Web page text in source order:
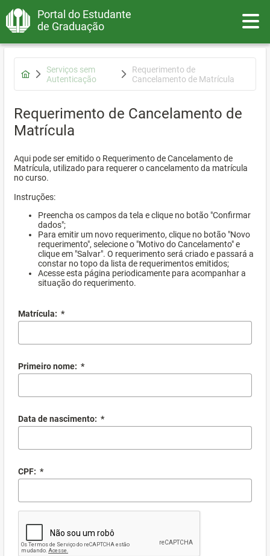
Portal do Estudante
de Graduação
Serviços sem
Autenticação
Requerimento de
Cancelamento de Matrícula
Requerimento de Cancelamento de
Matrícula
Aqui pode ser emitido o Requerimento de Cancelamento de
Matrícula, utilizado para requerer o cancelamento da matrícula
no curso.
Instruções:
Preencha os campos da tela e clique no botão "Confirmar
dados";
Para emitir um novo requerimento, clique no botão "Novo
requerimento", selecione o "Motivo do Cancelamento" e
clique em "Salvar". O requerimento será criado e passará a
constar no topo da lista de requerimentos emitidos;
Acesse esta página periodicamente para acompanhar a
situação do requerimento.
Matrícula: *
Primeiro nome: *
Data de nascimento: *
CPF: *